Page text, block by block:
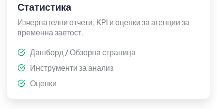
Статистика
Изчерпателни отчети, KPI и оценки за агенции за
временна заетост.
Дашборд / Обзорна страница
Инструменти за анализ
Оценки